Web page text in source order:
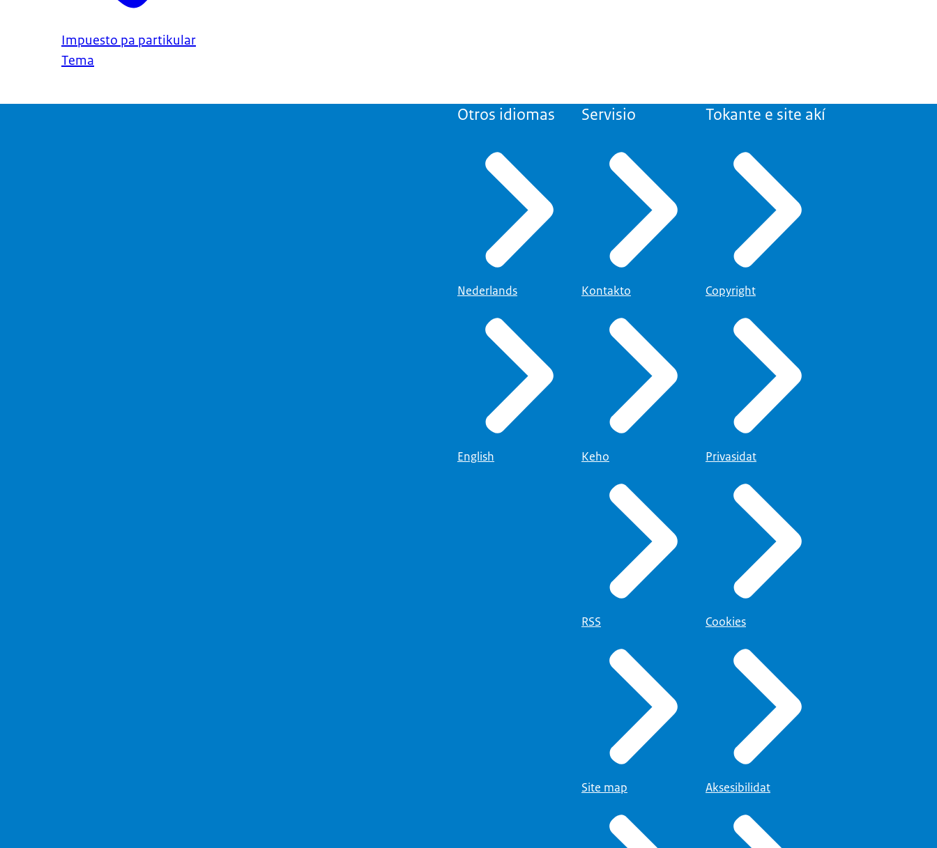
Impuesto pa partikular
Tema
Otros idiomas
Nederlands
English
Servisio
Kontakto
Keho
RSS
Site map
Tokante e site akí
Copyright
Privasidat
Cookies
Aksesibilidat